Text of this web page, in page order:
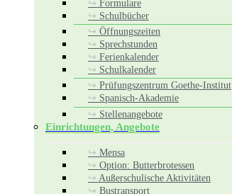
Formulare
Schulbücher
Öffnungszeiten
Sprechstunden
Ferienkalender
Schulkalender
Prüfungszentrum Goethe-Institut
Spanisch-Akademie
Stellenangebote
Einrichtungen, Angebote
Mensa
Option: Butterbrotessen
Außerschulische Aktivitäten
Bustransport